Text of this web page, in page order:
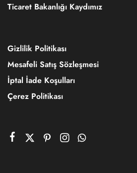
Ticaret Bakanlığı Kaydımız
Gizlilik Politikası
Mesafeli Satış Sözleşmesi
İptal İade Koşulları
Çerez Politikası